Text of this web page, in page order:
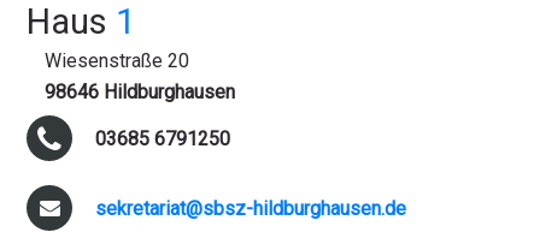
Haus 1
Wiesenstraße 20
98646 Hildburghausen
03685 6791250
sekretariat@sbsz-hildburghausen.de